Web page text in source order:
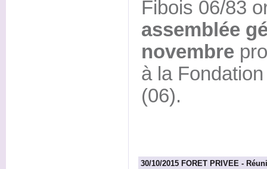
Fibois 06/83
assemblée
novembre
à la
(06).
30/10/2015 FORET PRIVEE -